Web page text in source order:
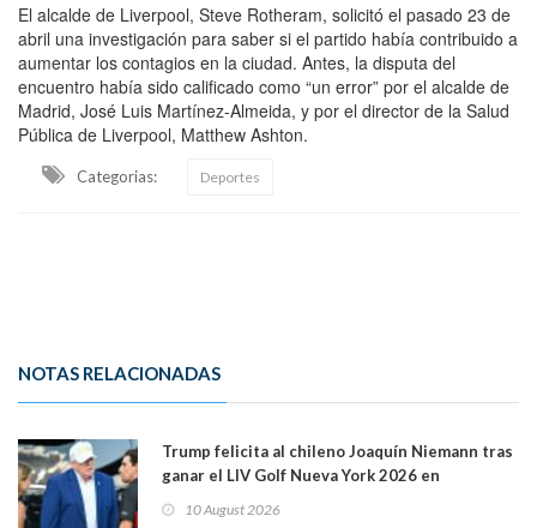
El alcalde de Liverpool, Steve Rotheram, solicitó el pasado 23 de
abril una investigación para saber si el partido había contribuido a
aumentar los contagios en la ciudad. Antes, la disputa del
encuentro había sido calificado como “un error” por el alcalde de
Madrid, José Luis Martínez-Almeida, y por el director de la Salud
Pública de Liverpool, Matthew Ashton.
Categorias: Deportes
NOTAS RELACIONADAS
Trump felicita al chileno Joaquín Niemann tras
ganar el LIV Golf Nueva York 2026 en
10 August 2026